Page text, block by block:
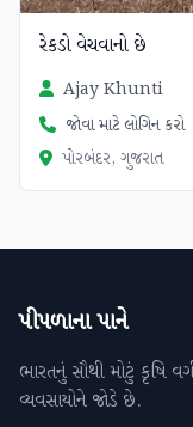
રેકડો વેચવાનો છે
Ajay Khunti
જોવા માટે લોગિન કરો
પોરબંદર, ગુજરાત
પીપળાના પાને
ભારતનું સૌથી મોટું કૃષિ
વ્યવસાયોને જોડે છે.